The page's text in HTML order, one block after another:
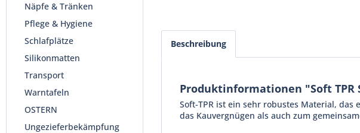
Näpfe & Tränken
Pflege & Hygiene
Schlafplätze
Silikonmatten
Transport
Warntafeln
OSTERN
Ungezieferbekämpfung
Beschreibung
Produktinformationen "Soft TPR
Soft-TPR ist ein sehr robustes Material,
das Kauvergnügen als auch zum